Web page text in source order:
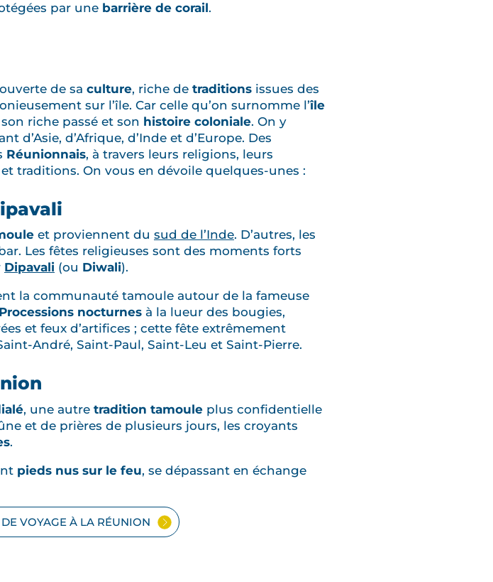
par une barrière de corail.
de sa culture, riche de traditions issues des
sur l’île. Car celle qu’on surnomme l’île
riche passé et son histoire coloniale. On y
d’Asie, d’Afrique, d’Inde et d’Europe. Des
Réunionnais, à travers leurs religions, leurs
traditions. On vous en dévoile quelques-unes :
et proviennent du sud de l’Inde. D’autres, les
Les fêtes religieuses sont des moments forts
Dipavali (ou Diwali).
la communauté tamoule autour de la fameuse
Processions nocturnes à la lueur des bougies,
et feux d’artifices ; cette fête extrêmement
André, Saint-Paul, Saint-Leu et Saint-Pierre.
, une autre tradition tamoule plus confidentielle
et de prières de plusieurs jours, les croyants
.
pieds nus sur le feu, se dépassant en échange
VOYAGE À LA RÉUNION